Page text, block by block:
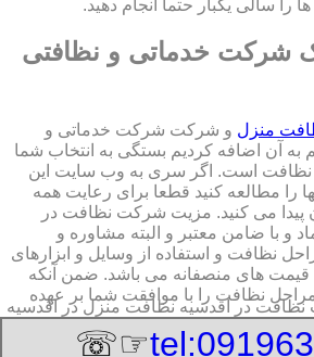
را سالی یکبار حتما انجام دهید.
شرکت خدماتی و نظافتی
منزل و شرکت شرکت خدماتی و
به آن اضافه کردیم بستگی به انتخاب شما
نظافت است. اگر سری به وب سایت این
را مطالعه کنید قطعا برای رعایت همه
پیدا می کنید. مزیت شرکت نظافت در
و با ضامن معتبر و البته مشاوره و
نظافت و استفاده از وسایل و ابزارهای
قیمت های منصفانه می باشد. ضمن آنکه
نظافت را با موافقت شما بر عهده
نظافت در اقدسیه نظافت منزل در اقدسیه
☞☏